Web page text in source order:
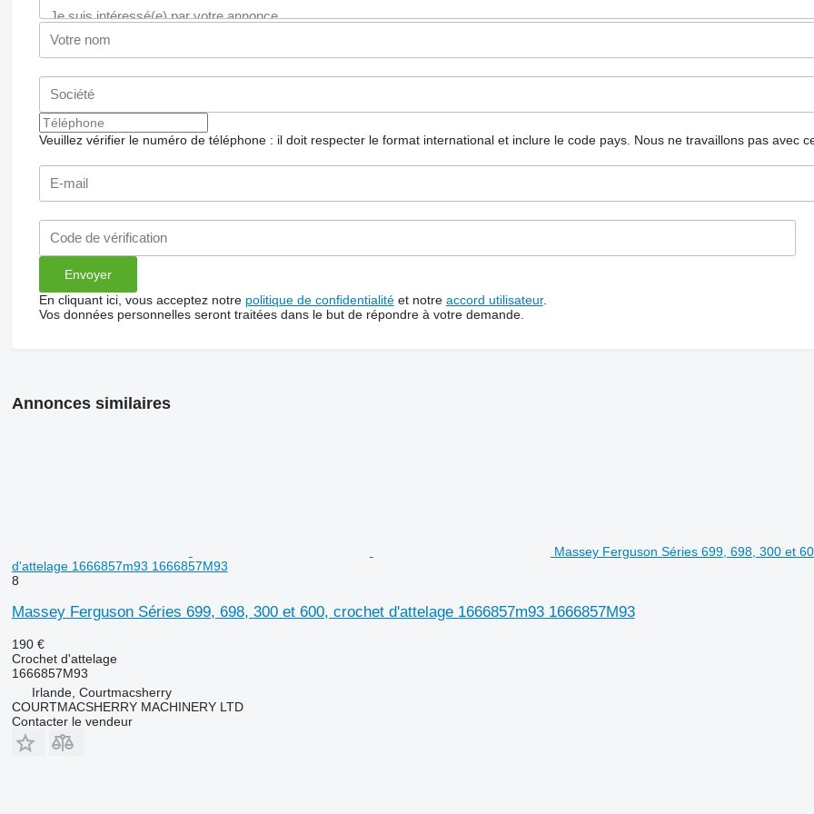
Veuillez vérifier le numéro de téléphone : il doit respecter le format international et inclure le code pays. Nous ne travaillons pas avec
En cliquant ici, vous acceptez notre politique de confidentialitéet notre accord utilisateur.
Vos données personnelles seront traitées dans le but de répondre à votre demande.
Annonces similaires
Massey Ferguson Séries 699, 698, 300 et
d'attelage 1666857m93 1666857M93
8
Massey Ferguson Séries 699, 698, 300 et 600, crochet d'attelage 1666857m93 1666857M93
190 €
Crochet d'attelage
1666857M93
Irlande, Courtmacsherry
COURTMACSHERRY MACHINERY LTD
Contacter le vendeur